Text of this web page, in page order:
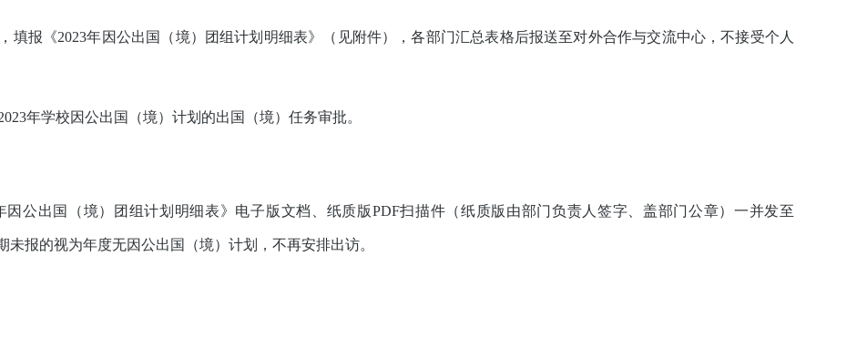
填报《2023年因公出国（境）团组计划明细表》（见附件），各部门汇总表格后报送至对外合作与交流中心，不接受个人
年学校因公出国（境）计划的出国（境）任务审批。
因公出国（境）团组计划明细表》电子版文档、纸质版PDF扫描件（纸质版由部门负责人签字、盖部门公章）一并发至
未报的视为年度无因公出国（境）计划，不再安排出访。